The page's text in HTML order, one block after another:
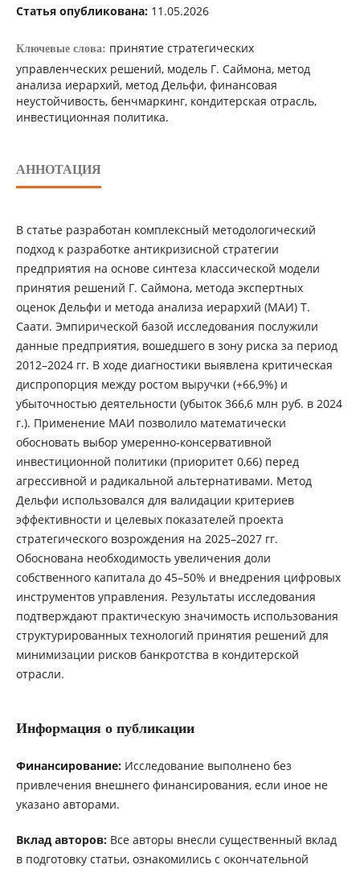
Статья опубликована:11.05.2026
Ключевые слова: принятие стратегических
управленческих решений, модель Г. Саймона, метод
анализа иерархий, метод Дельфи, финансовая
неустойчивость, бенчмаркинг, кондитерская отрасль,
инвестиционная политика.
АННОТАЦИЯ
В статье разработан комплексный методологический
подход к разработке антикризисной стратегии
предприятия на основе синтеза классической модели
принятия решений Г. Саймона, метода экспертных
оценок Дельфи и метода анализа иерархий (МАИ) Т.
Саати. Эмпирической базой исследования послужили
данные предприятия, вошедшего в зону риска за период
2012–2024 гг. В ходе диагностики выявлена критическая
диспропорция между ростом выручки (+66,9%) и
убыточностью деятельности (убыток 366,6 млн руб. в 2024
г.). Применение МАИ позволило математически
обосновать выбор умеренно-консервативной
инвестиционной политики (приоритет 0,66) перед
агрессивной и радикальной альтернативами. Метод
Дельфи использовался для валидации критериев
эффективности и целевых показателей проекта
стратегического возрождения на 2025–2027 гг.
Обоснована необходимость увеличения доли
собственного капитала до 45–50% и внедрения цифровых
инструментов управления. Результаты исследования
подтверждают практическую значимость использования
структурированных технологий принятия решений для
минимизации рисков банкротства в кондитерской
отрасли.
Информация о публикации
Финансирование:Исследование выполнено без
привлечения внешнего финансирования, если иное не
указано авторами.
Вклад авторов:Все авторы внесли существенный вклад
в подготовку статьи, ознакомились с окончательной